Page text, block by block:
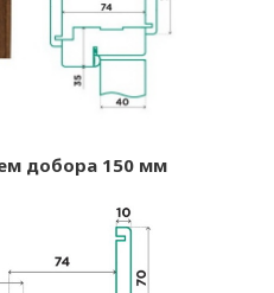
добора 150 мм